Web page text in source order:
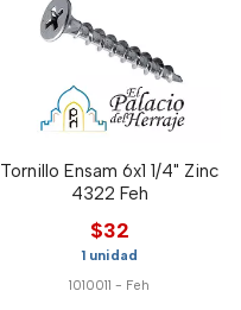
Tornillo Ensam 6x1 1/4" Zinc
4322 Feh
$32
1 unidad
1010011 - Feh